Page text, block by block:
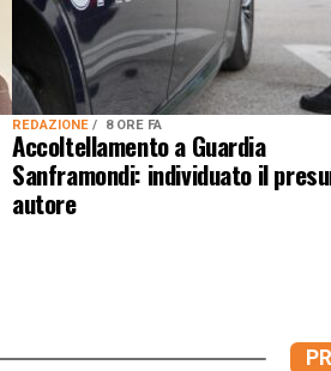
REDAZIONE 8 ORE FA
Accoltellamento a Guardia
Sanframondi: individuato il
autore